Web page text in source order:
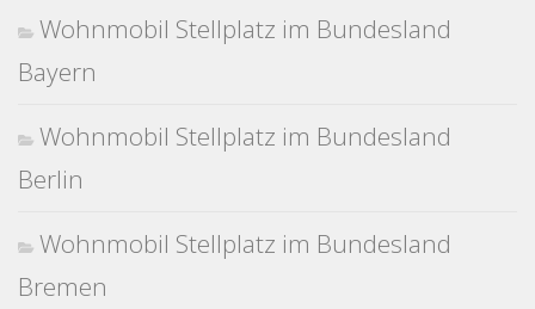
Wohnmobil Stellplatz im Bundesland
Bayern
Wohnmobil Stellplatz im Bundesland
Berlin
Wohnmobil Stellplatz im Bundesland
Bremen